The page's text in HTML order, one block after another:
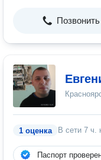
Позвонить
1 оценка В сети 7 ч.
Паспорт